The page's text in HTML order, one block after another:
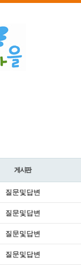
게시판
질문및답변
질문및답변
질문및답변
질문및답변